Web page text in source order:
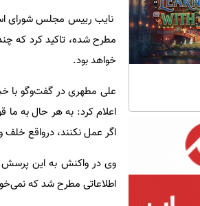
نایب رییس مجلس شورای
مطرح شده، تاکید کرد که
خواهد بود.
علی مطهری در گفت‌وگو با
اعلام کرد: به هر حال به ما
اگر عمل نکنند، درواقع خلف
وی در واکنش به این پرسش
اطلاعاتی مطرح شد که